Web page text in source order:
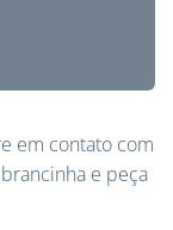
em contato com
e peça